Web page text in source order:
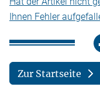
Ihnen Fehler
Zur Startseite